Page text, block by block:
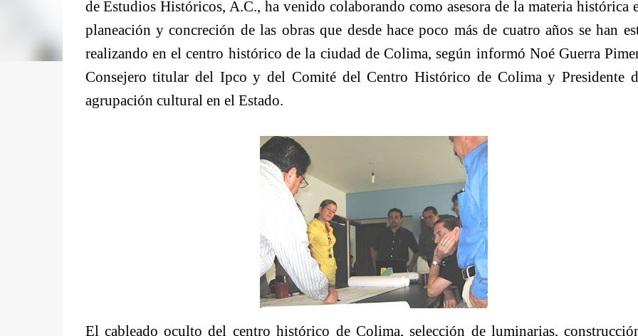
de Estudios Históricos, A.C., ha venido colaborando como asesora de la materia histórica
planeación y concreción de las obras que desde hace poco más de cuatro años se han
realizando en el centro histórico de la ciudad de Colima, según informó Noé Guerra
Consejero titular del Ipco y del Comité del Centro Histórico de Colima y Presidente
agrupación cultural en el Estado.
El cableado oculto del centro histórico de Colima, selección de luminarias,